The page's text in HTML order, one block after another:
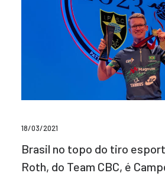
18/03/2021
Brasil no topo do tiro
Roth, do Team CBC, é